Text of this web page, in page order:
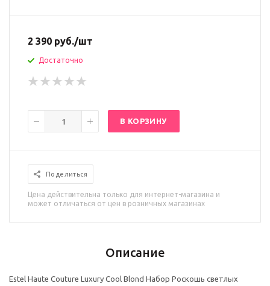
2 390 руб./шт
Достаточно
В КОРЗИНУ
Поделиться
Цена действительна только для интернет-магазина и
может отличаться от цен в розничных магазинах
Описание
Estel Haute Couture Luxury Cool Blond Набор Роскошь светлых